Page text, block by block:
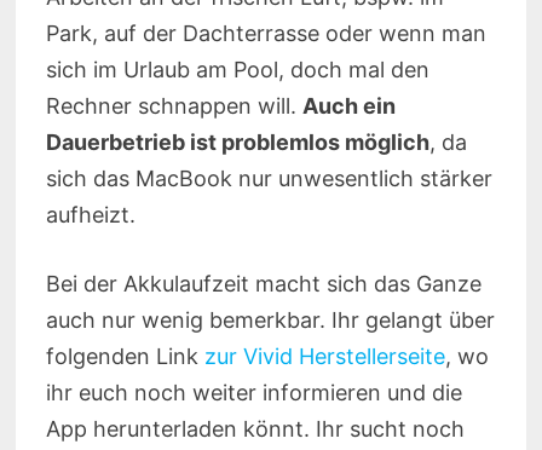
Park, auf der Dachterrasse oder wenn man
sich im Urlaub am Pool, doch mal den
Rechner schnappen will. Auch ein
Dauerbetrieb ist problemlos möglich, da
sich das MacBook nur unwesentlich stärker
aufheizt.
Bei der Akkulaufzeit macht sich das Ganze
auch nur wenig bemerkbar. Ihr gelangt über
folgenden Link zur Vivid Herstellerseite, wo
ihr euch noch weiter informieren und die
App herunterladen könnt. Ihr sucht noch